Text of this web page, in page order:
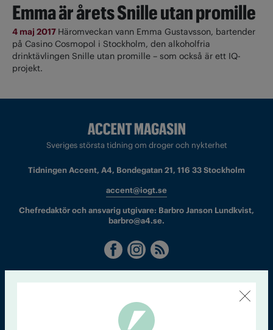
Emma är årets Snille utan promille
4 maj 2017 Häromveckan vann Emma Gustavsson, bartender
på Casino Cosmopol i Stockholm, den alkoholfria
drinktävlingen Snille utan promille – som också är ett IQ-
projekt.
Sveriges största tidning om droger och nykterhet
Tidningen Accent, A4, Bondegatan 21, 116 33 Stockholm
accent@iogt.se
Chefredaktör och ansvarig utgivare: Barbro Janson Lundkvist,
barbro@a4.se.
Kontakt Om Tidningen Tidningsarkiv In English